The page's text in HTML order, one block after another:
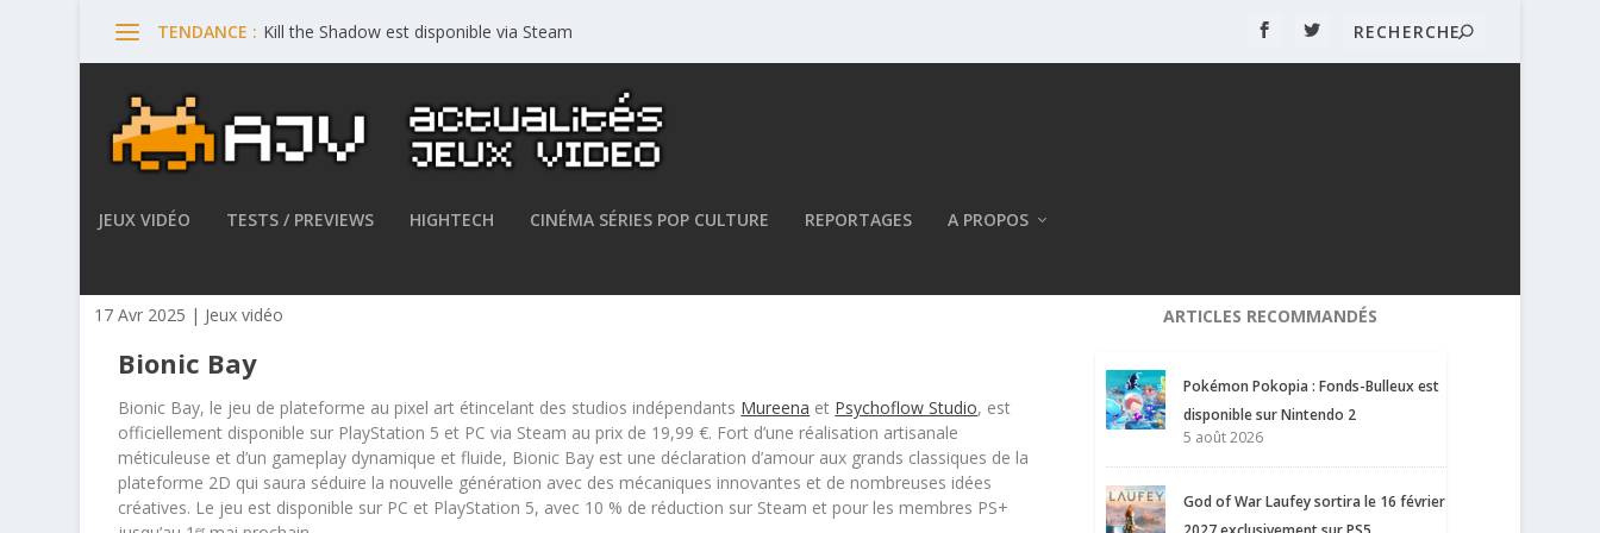
TENDANCE : Kill the Shadow est disponible via Steam
JEUX VIDÉO TESTS / PREVIEWS HIGHTECH CINÉMA SÉRIES POP CULTURE REPORTAGES A PROPOS
17 Avr 2025 | Jeux vidéo
Bionic Bay
Bionic Bay, le jeu de plateforme au pixel art étincelant des studios indépendants Mureena et Psychoflow Studio, est
officiellement disponible sur PlayStation 5 et PC via Steam au prix de 19,99 €. Fort d’une réalisation artisanale
méticuleuse et d’un gameplay dynamique et fluide, Bionic Bay est une déclaration d’amour aux grands classiques de la
plateforme 2D qui saura séduire la nouvelle génération avec des mécaniques innovantes et de nombreuses idées
créatives. Le jeu est disponible sur PC et PlayStation 5, avec 10 % de réduction sur Steam et pour les membres PS+
ARTICLES RECOMMANDÉS
Pokémon Pokopia : Fonds-Bulleux est
disponible sur Nintendo 2
5 août 2026
God of War Laufey sortira le 16 février